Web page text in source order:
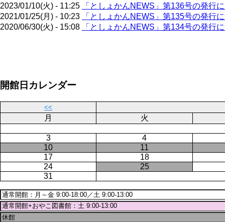
2023/01/10(火) - 11:25
「としょかんNEWS」第136号の発行
2021/01/25(月) - 10:23
「としょかんNEWS」第135号の発行
2020/06/30(火) - 15:08
「としょかんNEWS」第134号の発行
送
開館日カレンダー
<<
月 火
3
4
10
11
17
18
24
25
31